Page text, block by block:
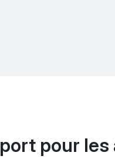
pour